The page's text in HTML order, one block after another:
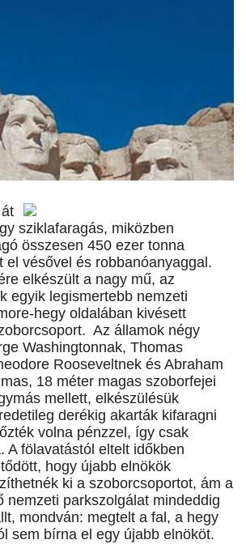
sziklafaragás, miközben
összesen 450 ezer tonna
el vésővel és robbanóanyaggal.
elkészült a nagy mű, az
egyik legismertebb nemzeti
hegy oldalában kivésett
Az államok négy
Washingtonnak, Thomas
Rooseveltnek és Abraham
18 méter magas szoborfejei
mellett, elkészülésük
derékig akarták kifaragni
volna pénzzel, így csak
A fölavatástól eltelt időkben
hogy újabb elnökök
ki a szoborcsoportot, ám a
nemzeti parkszolgálat mindeddig
mondván: megtelt a fal, a hegy
sem bírna el egy újabb elnököt.